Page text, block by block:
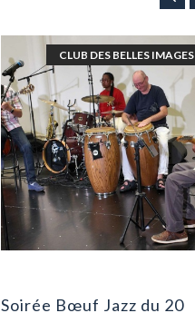
CLUB DES BELLES IMAGES
Soirée Bœuf Jazz du 20